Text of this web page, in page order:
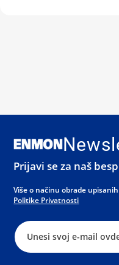
Prijavi se za naš
Više o načinu obrade
Politike Privatnosti